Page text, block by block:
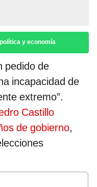
y economía
pedido de
incapacidad de
extremo”.
Castillo
de gobierno,